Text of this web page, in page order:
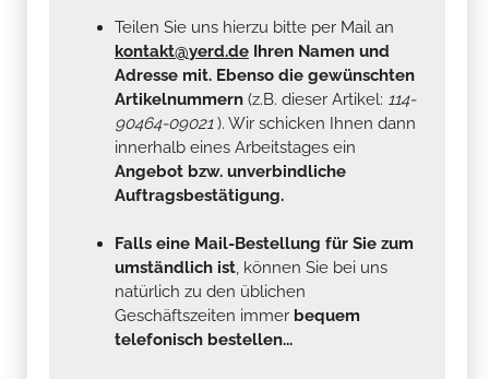
Teilen Sie uns hierzu bitte per Mail an
kontakt@yerd.de Ihren Namen und
Adresse mit. Ebenso die gewünschten
Artikelnummern (z.B. dieser Artikel: 114-
90464-09021). Wir schicken Ihnen dann
innerhalb eines Arbeitstages ein
Angebot bzw. unverbindliche
Auftragsbestätigung.
Falls eine Mail-Bestellung für Sie zum
umständlich ist, können Sie bei uns
natürlich zu den üblichen
Geschäftszeiten immer bequem
telefonisch bestellen...